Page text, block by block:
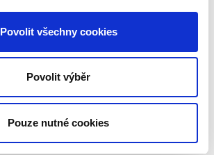
Povolit všechny cookies
Povolit výběr
Pouze nutné cookies
Objektivní
odpovědnost v
českém deliktním
právu